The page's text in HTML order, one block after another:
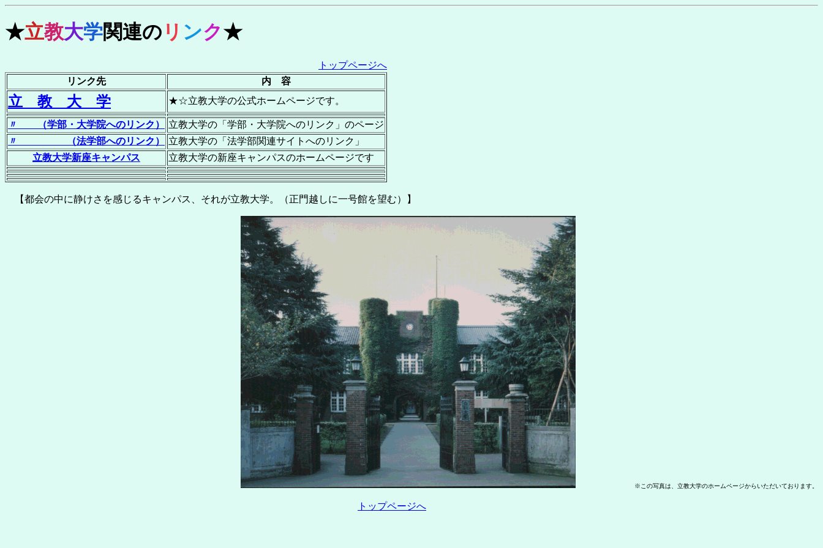
★立教大学関連の リ ンク★
トップページへ
リンク先
内 容
立 教 大 学 ★☆立教大学の公式ホームページです。
〃 （学部・大学院へのリンク）
立教大学の「学部・大学院へのリンク」のページ
〃
（法学部へのリンク）
立教大学の「法学部関連サイトへのリンク」
立教大学新座キャンパス
立教大学の新座キャンパスのホームページです
【都会の中に静けさを感じるキャンパス、それが立教大学。（正門越しに一号館を望む）】
※この写真は、立教大学のホームページからいただいております。
トップページへ